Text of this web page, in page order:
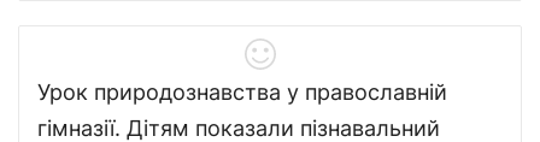
Урок природознавства у православній
гімназії. Дітям показали пізнавальний